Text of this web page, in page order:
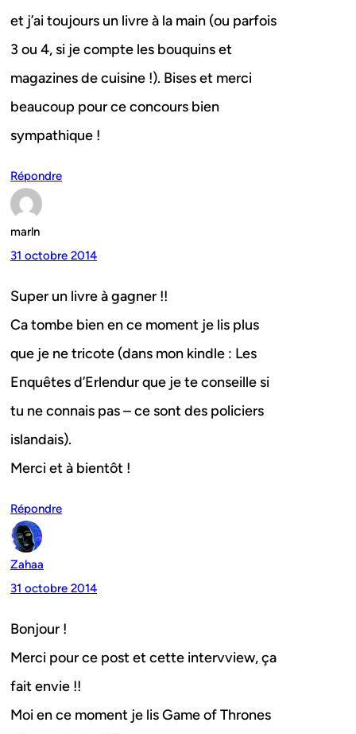
et j’ai toujours un livre à la main (ou parfois
3 ou 4, si je compte les bouquins et
magazines de cuisine !). Bises et merci
beaucoup pour ce concours bien
sympathique !
Répondre
marln
31 octobre 2014
Super un livre à gagner !!
Ca tombe bien en ce moment je lis plus
que je ne tricote (dans mon kindle : Les
Enquêtes d’Erlendur que je te conseille si
tu ne connais pas – ce sont des policiers
islandais).
Merci et à bientôt !
Répondre
Zahaa
31 octobre 2014
Bonjour !
Merci pour ce post et cette intervview, ça
fait envie !!
Moi en ce moment je lis Game of Thrones